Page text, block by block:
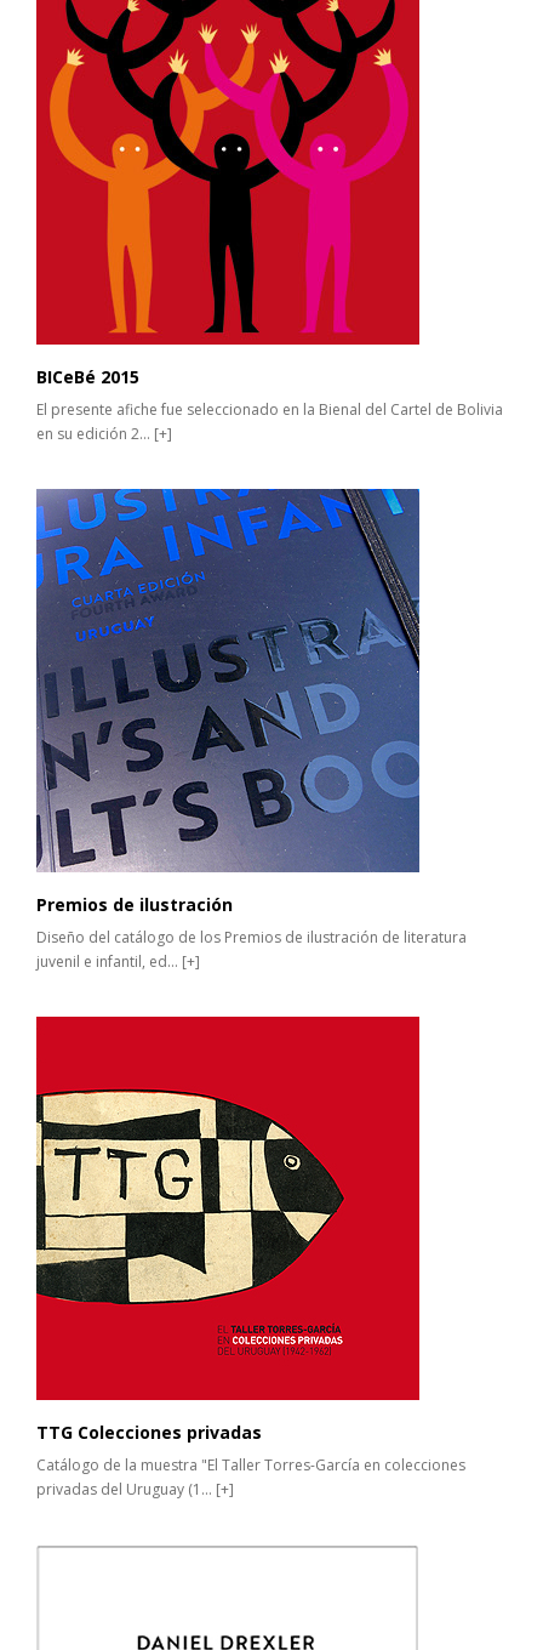
BICeBé 2015
El presente afiche fue seleccionado en la Bienal del Cartel de Bolivia
en su edición 2... [+]
Premios de ilustración
Diseño del catálogo de los Premios de ilustración de literatura
juvenil e infantil, ed... [+]
TTG Colecciones privadas
Catálogo de la muestra "El Taller Torres-García en colecciones
privadas del Uruguay (1... [+]